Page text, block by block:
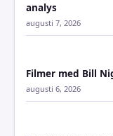
analys
augusti 7, 2026
Filmer med Bill
augusti 6, 2026